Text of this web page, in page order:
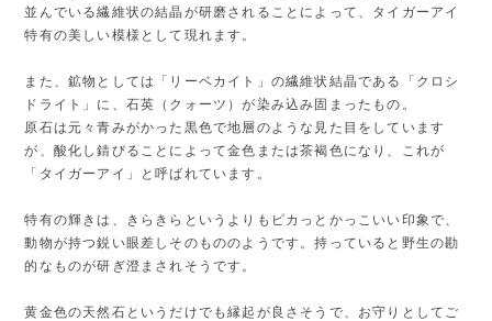
並んでいる繊維状の結晶が研磨されることによって、タイガーアイ
特有の美しい模様として現れます。
また、鉱物としては「リーベカイト」の繊維状結晶である「クロシ
ドライト」に、石英（クォーツ）が染み込み固まったもの。
原石は元々青みがかった黒色で地層のような見た目をしています
が、酸化し錆びることによって金色または茶褐色になり、これが
「タイガーアイ」と呼ばれています。
特有の輝きは、きらきらというよりもピカっとかっこいい印象で、
動物が持つ鋭い眼差しそのもののようです。持っていると野生の勘
的なものが研ぎ澄まされそうです。
黄金色の天然石というだけでも縁起が良さそうで、お守りとしてご